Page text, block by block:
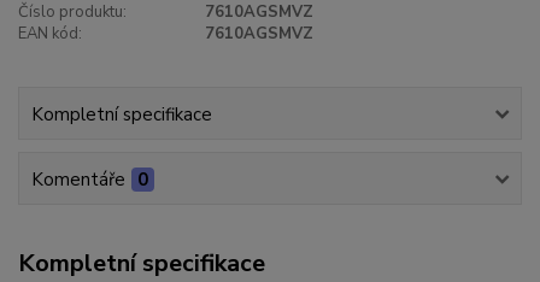
Číslo produktu:
7610AGSMVZ
EAN kód:
7610AGSMVZ
Kompletní specifikace
Komentáře 0
Kompletní specifikace